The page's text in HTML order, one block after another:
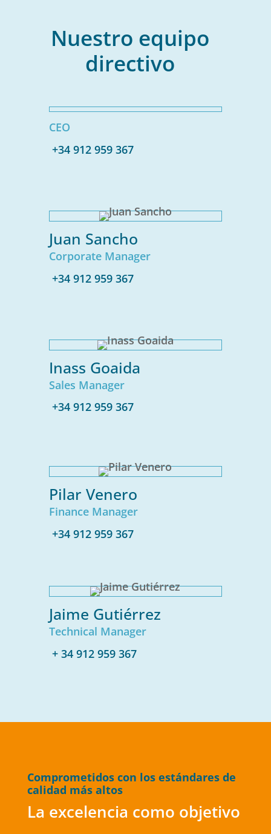
Nuestro equipo
directivo
CEO
+34 912 959 367
Juan Sancho
Corporate Manager
+34 912 959 367
Inass Goaida
Sales Manager
+34 912 959 367
Pilar Venero
Finance Manager
+34 912 959 367
Jaime Gutiérrez
Technical Manager
+ 34 912 959 367
Comprometidos con los estándares de
calidad más altos
La excelencia como objetivo